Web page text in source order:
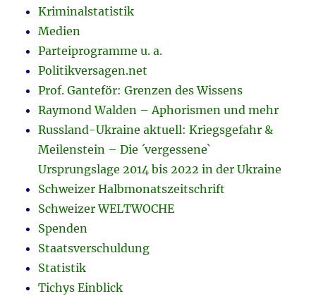
Kriminalstatistik
Medien
Parteiprogramme u. a.
Politikversagen.net
Prof. Ganteför: Grenzen des Wissens
Raymond Walden – Aphorismen und mehr
Russland-Ukraine aktuell: Kriegsgefahr &
Meilenstein – Die ´vergessene`
Ursprungslage 2014 bis 2022 in der Ukraine
Schweizer Halbmonatszeitschrift
Schweizer WELTWOCHE
Spenden
Staatsverschuldung
Statistik
Tichys Einblick